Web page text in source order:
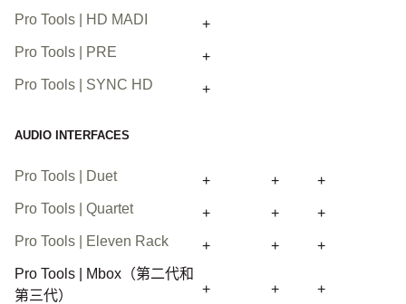
Pro Tools | HD MADI
+
Pro Tools | PRE
+
Pro Tools | SYNC HD
+
AUDIO INTERFACES
Pro Tools | Duet + +
+
Pro Tools | Quartet
+ +
+
Pro Tools | Eleven Rack
+ +
+
Pro Tools | Mbox（第二代和
第三代）
+ + +